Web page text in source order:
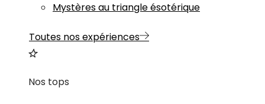
Mystères au triangle ésotérique
Toutes nos expériences
Nos tops